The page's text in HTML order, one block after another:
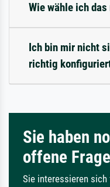
Wie wähle ich
Ich bin mir nicht
richtig
Sie haben
offene
Sie interessieren sich